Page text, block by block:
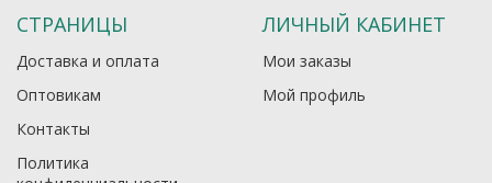
СТРАНИЦЫ
Доставка и оплата
Оптовикам
Контакты
Политика
ЛИЧНЫЙ КАБИНЕТ
Мои заказы
Мой профиль